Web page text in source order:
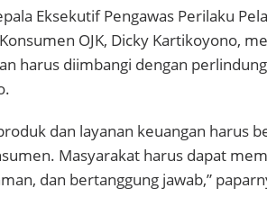
Eksekutif Pengawas Perilaku
OJK, Dicky Kartikoyono,
harus diimbangi dengan
dan layanan keuangan harus
Masyarakat harus dapat
dan bertanggung jawab,”